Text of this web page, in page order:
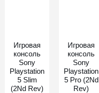
Игровая
консоль
Sony
Playstation
5 Slim
(2Nd Rev)
Игровая
консоль
Sony
Playstation
5 Pro (2Nd
Rev)